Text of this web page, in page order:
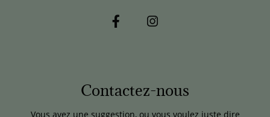
Contactez-nous
Vous avez une suggestion, ou vous voulez juste dire